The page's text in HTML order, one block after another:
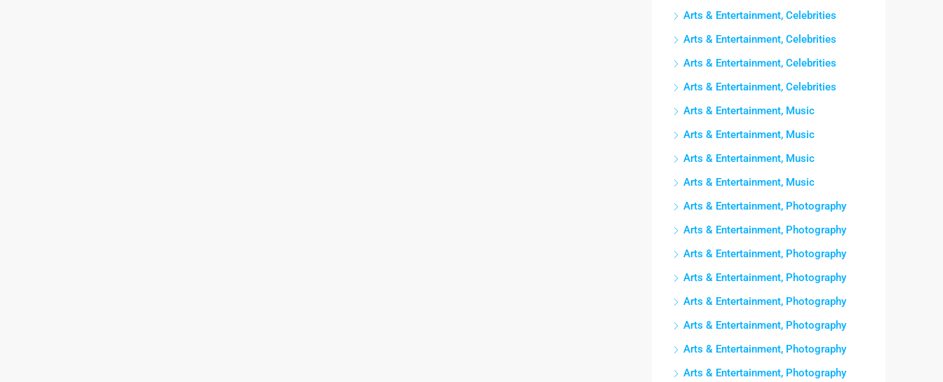
Arts & Entertainment, Celebrities
Arts & Entertainment, Celebrities
Arts & Entertainment, Celebrities
Arts & Entertainment, Celebrities
Arts & Entertainment, Music
Arts & Entertainment, Music
Arts & Entertainment, Music
Arts & Entertainment, Music
Arts & Entertainment, Photography
Arts & Entertainment, Photography
Arts & Entertainment, Photography
Arts & Entertainment, Photography
Arts & Entertainment, Photography
Arts & Entertainment, Photography
Arts & Entertainment, Photography
Arts & Entertainment, Photography